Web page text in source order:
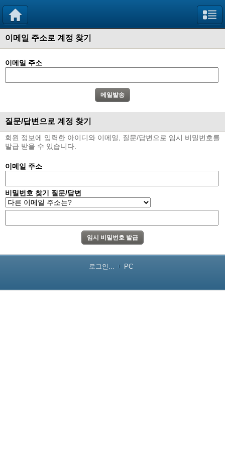
이메일 주소로 계정 찾기
이메일 주소
질문/답변으로 계정 찾기
회원 정보에 입력한 아이디와 이메일, 질문/답변으로 임시 비밀번호를
발급 받을 수 있습니다.
이메일 주소
비밀번호 찾기 질문/답변
로그인... PC